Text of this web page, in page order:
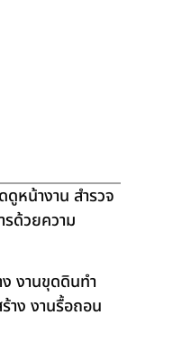
ดูหน้างาน สำรวจ
รด้วยความ
งานขุดดินทำ
าง งานรื้อถอน